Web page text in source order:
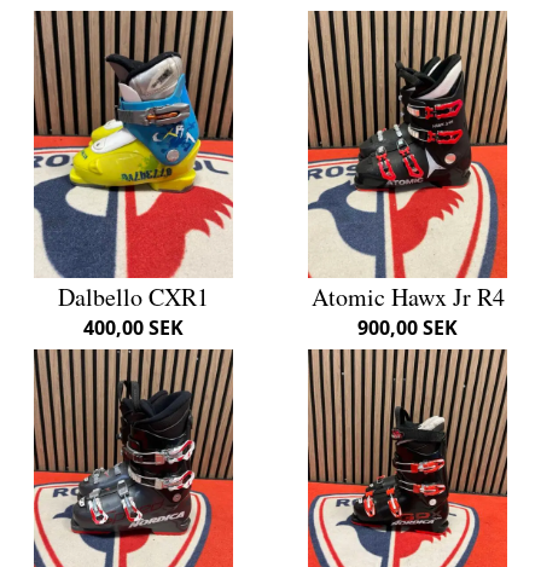
Dalbello CXR1
400,00 SEK
Atomic Hawx Jr R4
900,00 SEK